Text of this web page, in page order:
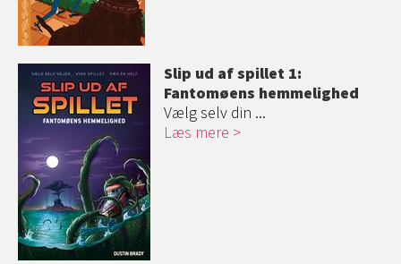
Slip ud af spillet 1:
Fantomøens hemmelighed
Vælg selv din ...
Læs mere